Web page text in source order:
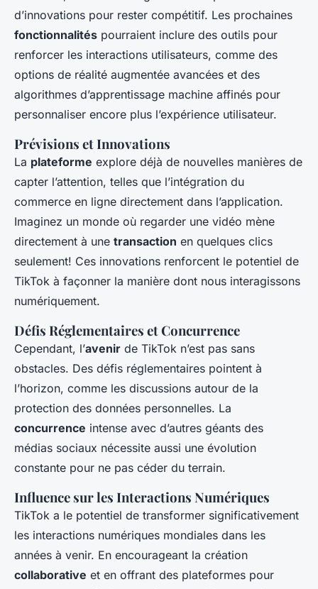
d’innovations pour rester compétitif. Les prochaines
fonctionnalités pourraient inclure des outils pour
renforcer les interactions utilisateurs, comme des
options de réalité augmentée avancées et des
algorithmes d’apprentissage machine affinés pour
personnaliser encore plus l’expérience utilisateur.
Prévisions et Innovations
La plateforme explore déjà de nouvelles manières de
capter l’attention, telles que l’intégration du
commerce en ligne directement dans l’application.
Imaginez un monde où regarder une vidéo mène
directement à une transaction en quelques clics
seulement! Ces innovations renforcent le potentiel de
TikTok à façonner la manière dont nous interagissons
numériquement.
Défis Réglementaires et Concurrence
Cependant, l’avenir de TikTok n’est pas sans
obstacles. Des défis réglementaires pointent à
l’horizon, comme les discussions autour de la
protection des données personnelles. La
concurrence intense avec d’autres géants des
médias sociaux nécessite aussi une évolution
constante pour ne pas céder du terrain.
Influence sur les Interactions Numériques
TikTok a le potentiel de transformer significativement
les interactions numériques mondiales dans les
années à venir. En encourageant la création
collaborative et en offrant des plateformes pour